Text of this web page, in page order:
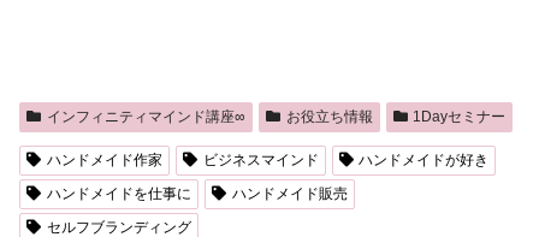
インフィニティマインド講座∞ お役立ち情報 1Dayセミナー
ハンドメイド作家 ビジネスマインド
ハンドメイドが好き
ハンドメイドを仕事に
ハンドメイド販売
セルフブランディング